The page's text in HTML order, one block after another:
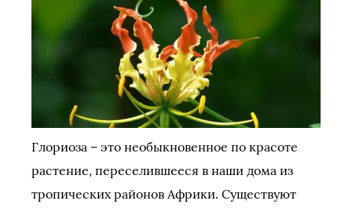
Глориоза – это необыкновенное по красоте
растение, переселившееся в наши дома из
тропических районов Африки. Существуют